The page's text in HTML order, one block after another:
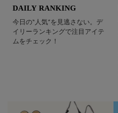
DAILY RANKING
今日の“人気”を見逃さない。デ
イリーランキングで注目アイテ
ムをチェック！